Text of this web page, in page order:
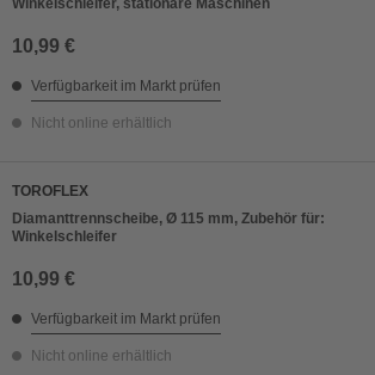
Winkelschleifer, stationäre Maschinen
10,99 €
Verfügbarkeit im Markt prüfen
Nicht online erhältlich
TOROFLEX
Diamanttrennscheibe, Ø 115 mm, Zubehör für:
Winkelschleifer
10,99 €
Verfügbarkeit im Markt prüfen
Nicht online erhältlich